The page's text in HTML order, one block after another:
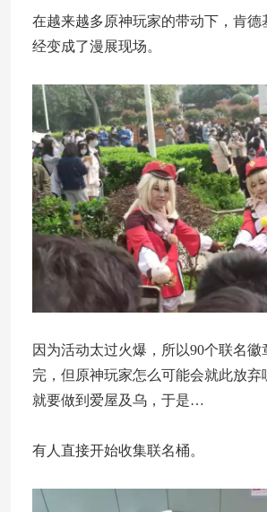
在越来越多原神玩家的带动下，肯德
经变成了漫展现场。
因为活动太过火爆，所以90个联名徽
完，但原神玩家怎么可能会就此放弃
就要做到爱屋及乌，于是…
有人直接开始收集联名桶。